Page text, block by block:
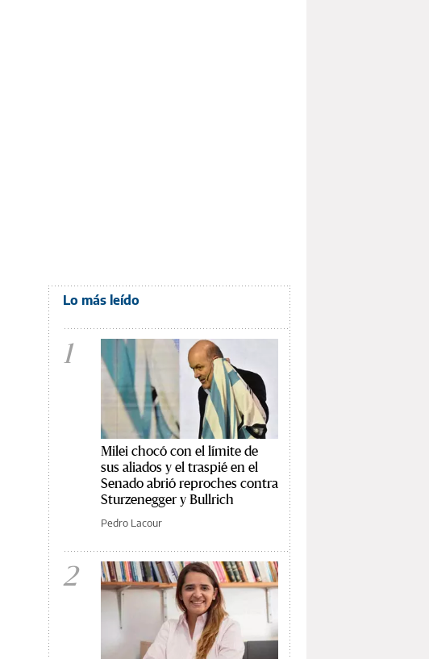
Lo más leído
1
Milei chocó con el límite de
sus aliados y el traspié en el
Senado abrió reproches contra
Sturzenegger y Bullrich
Pedro Lacour
2